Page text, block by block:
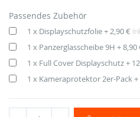
Passendes Zubehör
1 x Displayschutzfolie+ 2,90 €
1 x Panzerglasscheibe 9H +8,90
1 x Full Cover Displayschutz+
1 x Kameraprotektor 2er-Pack +